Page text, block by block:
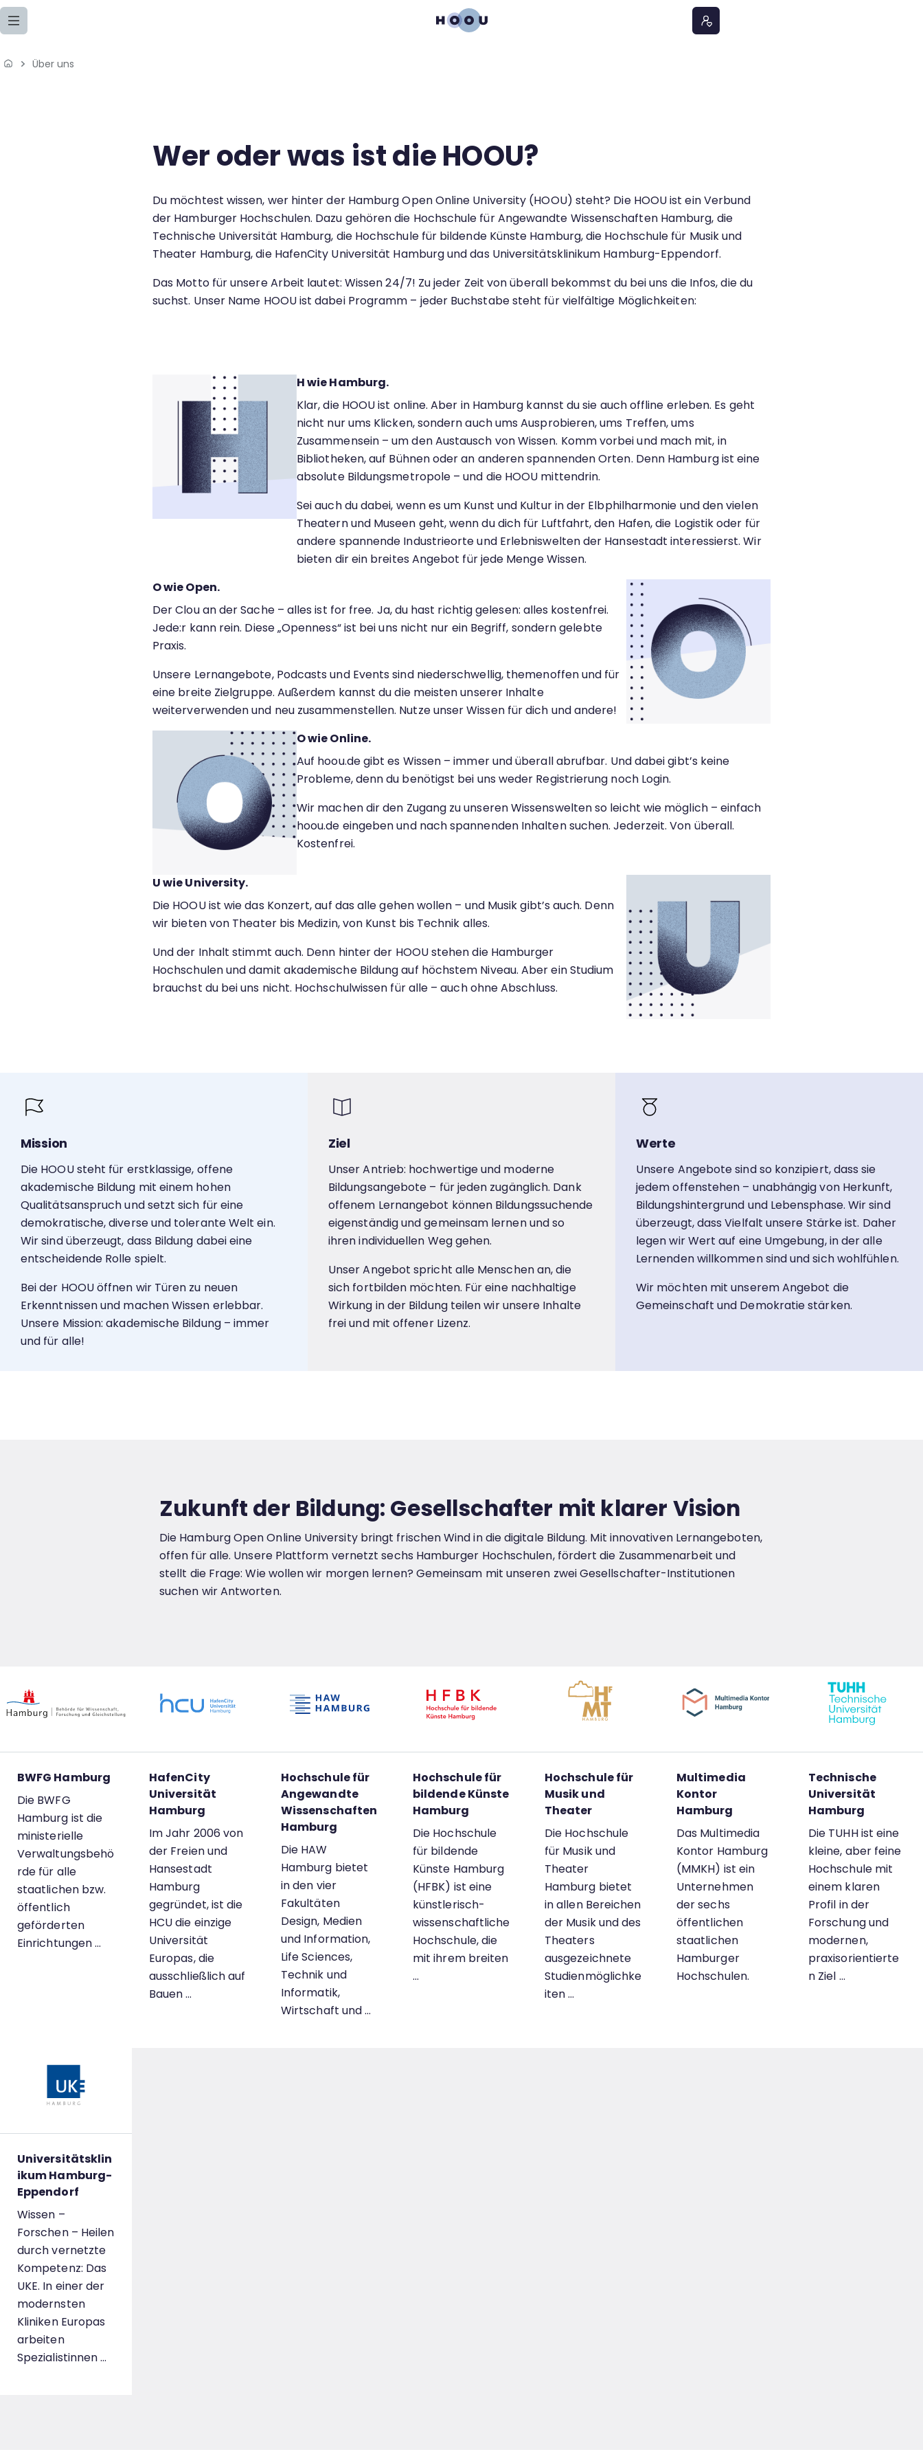
h
s
Home
Über uns
Wer oder was ist die HOOU?
Du möchtest wissen, wer hinter der Hamburg Open Online University (HOOU) steht? Die HOOU ist ein Verbund
der Hamburger Hochschulen. Dazu gehören die Hochschule für Angewandte Wissenschaften Hamburg, die
Technische Universität Hamburg, die Hochschule für bildende Künste Hamburg, die Hochschule für Musik und
Theater Hamburg, die HafenCity Universität Hamburg und das Universitätsklinikum Hamburg-Eppendorf.
Das Motto für unsere Arbeit lautet: Wissen 24/7! Zu jeder Zeit von überall bekommst du bei uns die Infos, die du
suchst. Unser Name HOOU ist dabei Programm – jeder Buchstabe steht für vielfältige Möglichkeiten:
H wie Hamburg.
Klar, die HOOU ist online. Aber in Hamburg kannst du sie auch offline erleben. Es geht
nicht nur ums Klicken, sondern auch ums Ausprobieren, ums Treffen, ums
Zusammensein – um den Austausch von Wissen. Komm vorbei und mach mit, in
Bibliotheken, auf Bühnen oder an anderen spannenden Orten. Denn Hamburg ist eine
absolute Bildungsmetropole – und die HOOU mittendrin.
Sei auch du dabei, wenn es um Kunst und Kultur in der Elbphilharmonie und den vielen
Theatern und Museen geht, wenn du dich für Luftfahrt, den Hafen, die Logistik oder für
andere spannende Industrieorte und Erlebniswelten der Hansestadt interessierst. Wir
bieten dir ein breites Angebot für jede Menge Wissen.
O wie Open.
Der Clou an der Sache – alles ist for free. Ja, du hast richtig gelesen: alles kostenfrei.
Jede:r kann rein. Diese „Openness“ ist bei uns nicht nur ein Begriff, sondern gelebte
Praxis.
Unsere Lernangebote, Podcasts und Events sind niederschwellig, themenoffen und für
eine breite Zielgruppe. Außerdem kannst du die meisten unserer Inhalte
weiterverwenden und neu zusammenstellen. Nutze unser Wissen für dich und andere!
O wie Online.
Auf hoou.de gibt es Wissen – immer und überall abrufbar. Und dabei gibt’s keine
Probleme, denn du benötigst bei uns weder Registrierung noch Login.
Wir machen dir den Zugang zu unseren Wissenswelten so leicht wie möglich – einfach
hoou.de eingeben und nach spannenden Inhalten suchen. Jederzeit. Von überall.
Kostenfrei.
U wie University.
Die HOOU ist wie das Konzert, auf das alle gehen wollen – und Musik gibt’s auch. Denn
wir bieten von Theater bis Medizin, von Kunst bis Technik alles.
Und der Inhalt stimmt auch. Denn hinter der HOOU stehen die Hamburger
Hochschulen und damit akademische Bildung auf höchstem Niveau. Aber ein Studium
brauchst du bei uns nicht. Hochschulwissen für alle – auch ohne Abschluss.
Mission
Die HOOU steht für erstklassige, offene
akademische Bildung mit einem hohen
Qualitätsanspruch und setzt sich für eine
demokratische, diverse und tolerante Welt ein.
Wir sind überzeugt, dass Bildung dabei eine
entscheidende Rolle spielt.
Bei der HOOU öffnen wir Türen zu neuen
Erkenntnissen und machen Wissen erlebbar.
Unsere Mission: akademische Bildung – immer
und für alle!
Ziel
Unser Antrieb: hochwertige und moderne
Bildungsangebote – für jeden zugänglich. Dank
offenem Lernangebot können Bildungssuchende
eigenständig und gemeinsam lernen und so
ihren individuellen Weg gehen.
Unser Angebot spricht alle Menschen an, die
sich fortbilden möchten. Für eine nachhaltige
Wirkung in der Bildung teilen wir unsere Inhalte
frei und mit offener Lizenz.
Werte
Unsere Angebote sind so konzipiert, dass sie
jedem offenstehen – unabhängig von Herkunft,
Bildungshintergrund und Lebensphase. Wir sind
überzeugt, dass Vielfalt unsere Stärke ist. Daher
legen wir Wert auf eine Umgebung, in der alle
Lernenden willkommen sind und sich wohlfühlen.
Wir möchten mit unserem Angebot die
Gemeinschaft und Demokratie stärken.
Zukunft der Bildung: Gesellschafter mit klarer Vision
Die Hamburg Open Online University bringt frischen Wind in die digitale Bildung. Mit innovativen Lernangeboten,
offen für alle. Unsere Plattform vernetzt sechs Hamburger Hochschulen, fördert die Zusammenarbeit und
stellt die Frage: Wie wollen wir morgen lernen? Gemeinsam mit unseren zwei Gesellschafter-Institutionen
suchen wir Antworten.
BWFG Hamburg
Die BWFG
Hamburg ist die
ministerielle
Verwaltungsbehö
rde für alle
staatlichen bzw.
öffentlich
geförderten
Einrichtungen …
HafenCity
Universität
Hamburg
Im Jahr 2006 von
der Freien und
Hansestadt
Hamburg
gegründet, ist die
HCU die einzige
Universität
Europas, die
ausschließlich auf
Bauen …
Hochschule für
Angewandte
Wissenschaften
Hamburg
Die HAW
Hamburg bietet
in den vier
Fakultäten
Design, Medien
und Information,
Life Sciences,
Technik und
Informatik,
Wirtschaft und …
Hochschule für
bildende Künste
Hamburg
Die Hochschule
für bildende
Künste Hamburg
(HFBK) ist eine
künstlerisch-
wissenschaftliche
Hochschule, die
mit ihrem breiten
…
Hochschule für
Musik und
Theater
Die Hochschule
für Musik und
Theater
Hamburg bietet
in allen Bereichen
der Musik und des
Theaters
ausgezeichnete
Studienmöglichke
iten …
Multimedia
Kontor
Hamburg
Das Multimedia
Kontor Hamburg
(MMKH) ist ein
Unternehmen
der sechs
öffentlichen
staatlichen
Hamburger
Hochschulen.
Technische
Universität
Hamburg
Die TUHH ist eine
kleine, aber feine
Hochschule mit
einem klaren
Profil in der
Forschung und
modernen,
praxisorientierte
n Ziel …
Universitätsklin
ikum Hamburg-
Eppendorf
Wissen –
Forschen – Heilen
durch vernetzte
Kompetenz: Das
UKE. In einer der
modernsten
Kliniken Europas
arbeiten
Spezialistinnen …